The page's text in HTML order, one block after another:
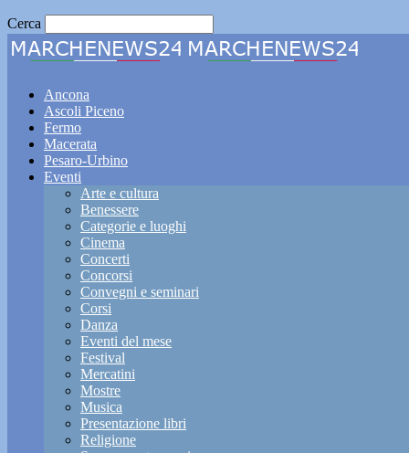
Cerca
Ancona
Ascoli Piceno
Fermo
Macerata
Pesaro-Urbino
Eventi
Arte e cultura
Benessere
Categorie e luoghi
Cinema
Concerti
Concorsi
Convegni e seminari
Corsi
Danza
Eventi del mese
Festival
Mercatini
Mostre
Musica
Presentazione libri
Religione